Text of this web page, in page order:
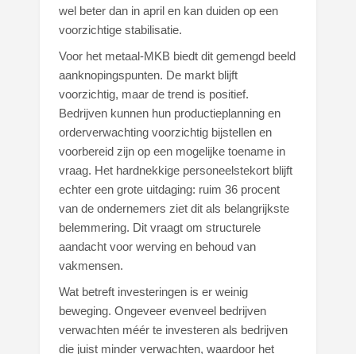
wel beter dan in april en kan duiden op een
voorzichtige stabilisatie.
Voor het metaal-MKB biedt dit gemengd beeld
aanknopingspunten. De markt blijft
voorzichtig, maar de trend is positief.
Bedrijven kunnen hun productieplanning en
orderverwachting voorzichtig bijstellen en
voorbereid zijn op een mogelijke toename in
vraag. Het hardnekkige personeelstekort blijft
echter een grote uitdaging: ruim 36 procent
van de ondernemers ziet dit als belangrijkste
belemmering. Dit vraagt om structurele
aandacht voor werving en behoud van
vakmensen.
Wat betreft investeringen is er weinig
beweging. Ongeveer evenveel bedrijven
verwachten méér te investeren als bedrijven
die juist minder verwachten, waardoor het